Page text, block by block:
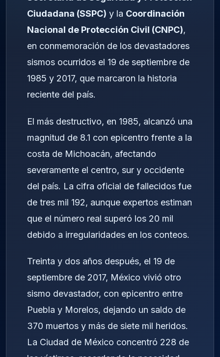
Ciudadana (SSPC) y la Coordinación
Nacional de Protección Civil (CNPC),
en conmemoración de los devastadores
sismos ocurridos el 19 de septiembre de
1985 y 2017, que marcaron la historia
reciente del país.
El más destructivo, en 1985, alcanzó una
magnitud de 8.1 con epicentro frente a la
costa de Michoacán, afectando
severamente el centro, sur y occidente
del país. La cifra oficial de fallecidos fue
de tres mil 192, aunque expertos estiman
que el número real superó los 20 mil
debido a irregularidades en los conteos.
Treinta y dos años después, el 19 de
septiembre de 2017, México vivió otro
sismo devastador, con epicentro entre
Puebla y Morelos, dejando un saldo de
370 muertos y más de siete mil heridos.
La Ciudad de México concentró 228 de